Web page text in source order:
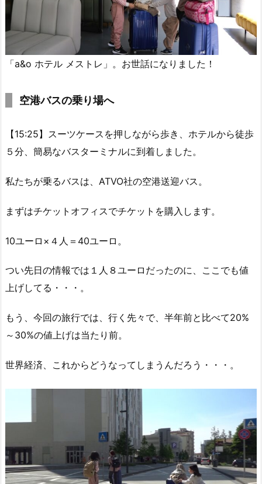
「a&o ホテル メストレ」。お世話になりました！
空港バスの乗り場へ
【15:25】スーツケースを押しながら歩き、ホテルから徒歩
５分、簡易なバスターミナルに到着しました。
私たちが乗るバスは、ATVO社の空港送迎バス。
まずはチケットオフィスでチケットを購入します。
10ユーロ×４人＝40ユーロ。
つい先日の情報では１人８ユーロだったのに、ここでも値
上げしてる・・・。
もう、今回の旅行では、行く先々で、半年前と比べて20%
～30%の値上げは当たり前。
世界経済、これからどうなってしまうんだろう・・・。